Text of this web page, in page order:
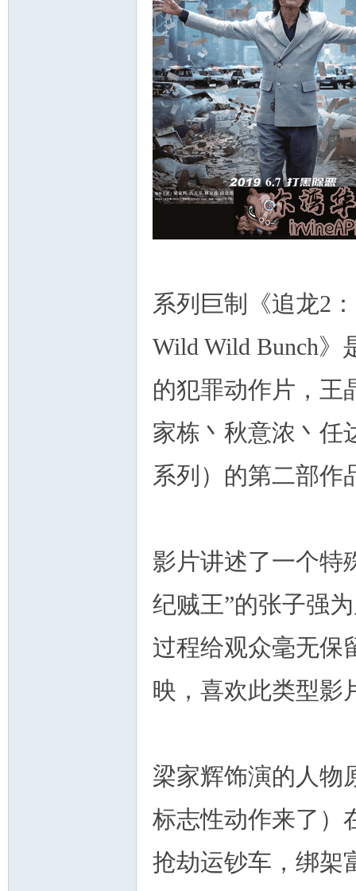
系列巨制《追龙2
Wild Wild Bunch》
的犯罪动作片，王
家栋丶秋意浓丶任
系列）的第二部作
影片讲述了一个特
纪贼王”的张子强
过程给观众毫无保
映，喜欢此类型影
梁家辉饰演的人物
标志性动作来了）
抢劫运钞车，绑架